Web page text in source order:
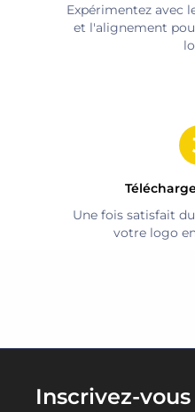
Expérimentez avec
et l'alignement
Une fois satisfait
votre logo
Inscrivez-vous